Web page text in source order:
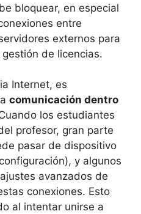
bloquear, en especial
entre
externos para
de licencias.
Internet, es
comunicación dentro
los estudiantes
profesor, gran parte
pasar de dispositivo
y algunos
avanzados de
conexiones. Esto
al intentar unirse a